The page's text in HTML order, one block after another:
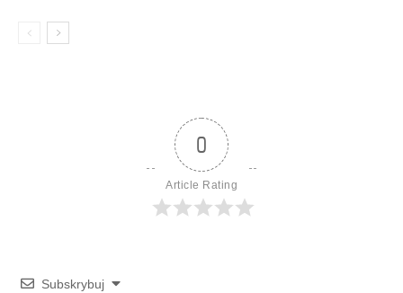
0
Article Rating
Subskrybuj